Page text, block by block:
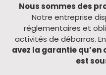
Nous sommes des
Notre entreprise
réglementaires et
activités de débarras.
avez la garantie
est